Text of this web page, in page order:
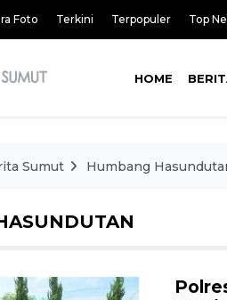
Foto Terkini Terpopuler Top
HOME
Sumut Humbang